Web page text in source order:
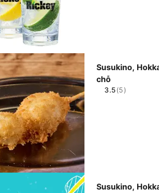
Susukino,
chỗ
3.5(5)
Susukino,